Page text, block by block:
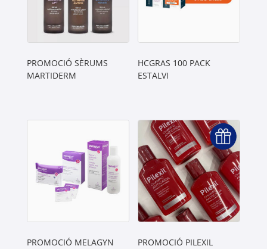
PROMOCIÓ SÈRUMS
MARTIDERM
HCGRAS 100 PACK
ESTALVI
PROMOCIÓ MELAGYN PROMOCIÓ PILEXIL